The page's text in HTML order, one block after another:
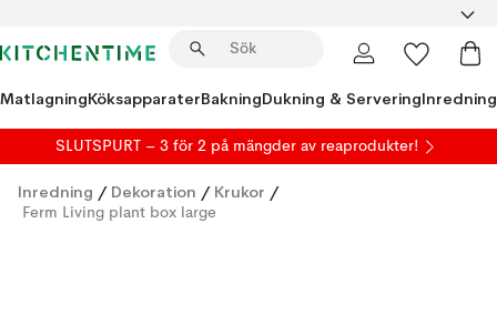
MatlagningKöksapparaterBakningDukning & ServeringInredning
SLUTSPURT – 3 för 2 på mängder av reaprodukter!
Inredning / Dekoration / Krukor /
Ferm Living plant box large